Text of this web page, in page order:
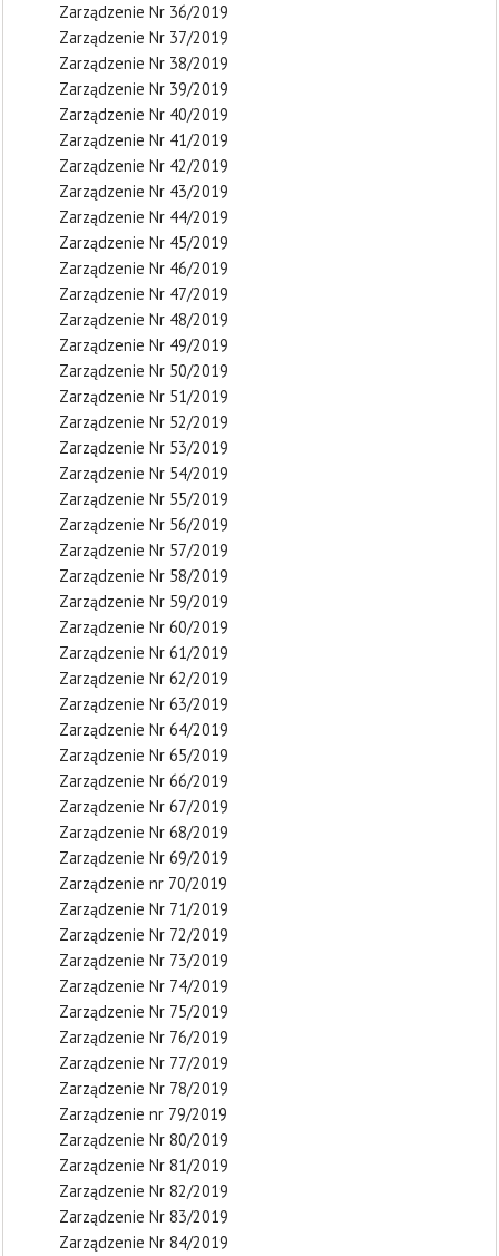
Zarządzenie Nr 36/2019
Zarządzenie Nr 37/2019
Zarządzenie Nr 38/2019
Zarządzenie Nr 39/2019
Zarządzenie Nr 40/2019
Zarządzenie Nr 41/2019
Zarządzenie Nr 42/2019
Zarządzenie Nr 43/2019
Zarządzenie Nr 44/2019
Zarządzenie Nr 45/2019
Zarządzenie Nr 46/2019
Zarządzenie Nr 47/2019
Zarządzenie Nr 48/2019
Zarządzenie Nr 49/2019
Zarządzenie Nr 50/2019
Zarządzenie Nr 51/2019
Zarządzenie Nr 52/2019
Zarządzenie Nr 53/2019
Zarządzenie Nr 54/2019
Zarządzenie Nr 55/2019
Zarządzenie Nr 56/2019
Zarządzenie Nr 57/2019
Zarządzenie Nr 58/2019
Zarządzenie Nr 59/2019
Zarządzenie Nr 60/2019
Zarządzenie Nr 61/2019
Zarządzenie Nr 62/2019
Zarządzenie Nr 63/2019
Zarządzenie Nr 64/2019
Zarządzenie Nr 65/2019
Zarządzenie Nr 66/2019
Zarządzenie Nr 67/2019
Zarządzenie Nr 68/2019
Zarządzenie Nr 69/2019
Zarządzenie nr 70/2019
Zarządzenie Nr 71/2019
Zarządzenie Nr 72/2019
Zarządzenie Nr 73/2019
Zarządzenie Nr 74/2019
Zarządzenie Nr 75/2019
Zarządzenie Nr 76/2019
Zarządzenie Nr 77/2019
Zarządzenie Nr 78/2019
Zarządzenie nr 79/2019
Zarządzenie Nr 80/2019
Zarządzenie Nr 81/2019
Zarządzenie Nr 82/2019
Zarządzenie Nr 83/2019
Zarządzenie Nr 84/2019